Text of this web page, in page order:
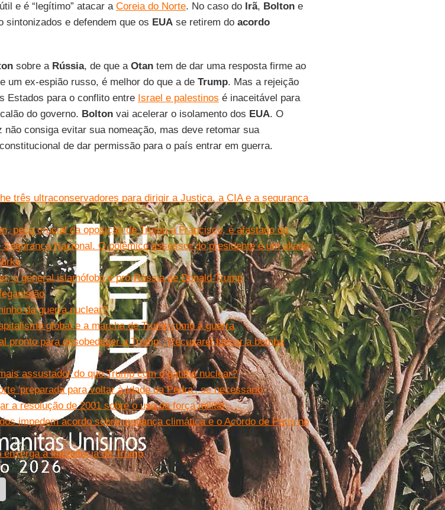
e é “legítimo” atacar a Coreia do Norte. No caso do Irã, Boltone
sintonizados e defendem que os EUAse retirem do acordo
sobre a Rússia, de que a Otantem de dar uma resposta firme ao
um ex-espião russo, é melhor do que a de Trump. Mas a rejeição
Estados para o conflito entre Israel e palestinos é inaceitável para
do governo. Boltonvai acelerar o isolamento dos EUA. O
consiga evitar sua nomeação, mas deve retomar sua
de dar permissão para o país entrar em guerra.
três ultraconservadores para dirigir a Justiça, a CIA e a segurança
peça crucial da oposição de Trump a Francisco, é afastado do
Segurança Nacional. O polêmico assessor do presidente é um aliado
o general islamófobo e pró-Rússia de Donald Trump
da guerra nuclear?
global e a marcha de Trump rumo à guerra
pronto para desobedecer a Trump: "Recusarei lançar a bomba
assustador do que Trump com o gatilho nuclear?
'preparada para voltar à Idade da Pedra', se necessário
a resolução de 2001 sobre o uso da força militar
impedem acordo sobre mudança climática e o Acordo de Paris no
enxerga a impotência de Trump